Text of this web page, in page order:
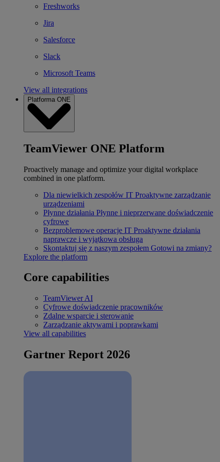
Freshworks
Jira
Salesforce
Slack
Microsoft Teams
View all integrations
Platforma ONE
TeamViewer ONE Platform
Proactively manage and optimize your digital workplace
combined in one platform.
Dla niewielkich zespołów IT Proaktywne zarządzanie
urządzeniami
Płynne działania Płynne i nieprzerwane doświadczenie
cyfrowe
Bezproblemowe operacje IT Proaktywne działania
naprawcze i wyjątkowa obsługa
Skontaktuj się z naszym zespołem Gotowi na zmiany?
Explore the platform
Core capabilities
TeamViewer AI
Cyfrowe doświadczenie pracowników
Zdalne wsparcie i sterowanie
Zarządzanie aktywami i poprawkami
View all capabilities
Gartner Report 2026